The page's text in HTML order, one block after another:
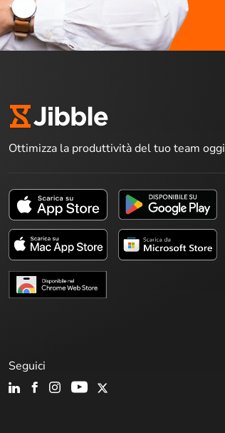
Ottimizza la produttività del tuo team oggi
Seguici